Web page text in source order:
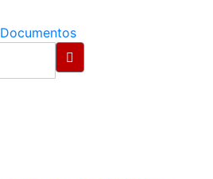
Documentos